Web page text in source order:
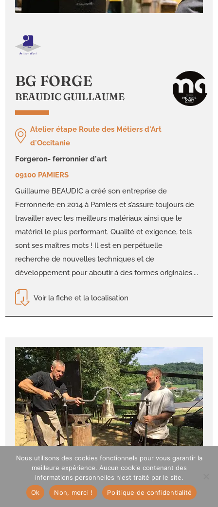
BG FORGE
BEAUDIC GUILLAUME
Atelier étape Route des Métiers d'Art
d'Occitanie
forgeron- ferronnier d'art
09100 PAMIERS
Guillaume BEAUDIC a créé son entreprise de
Ferronnerie en 2014 à Pamiers et s’assure toujours de
travailler avec les meilleurs matériaux ainsi que le
matériel le plus performant. Qualité et exigence, tels
sont ses maîtres mots ! Il est en perpétuelle
recherche de nouvelles techniques et de
développement pour aboutir à des formes originales....
Voir la fiche et la localisation
Nous utilisons des cookies fonctionnels pour vous garantir la
meilleure expérience. Aucun cookie contenant des
informations personnelles n'est traité par le site.
Ok
Non, merci ! Politique de confidentialité